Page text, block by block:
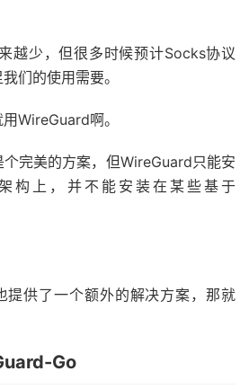
越少，但很多时候预计Socks协议
们的使用需要。
WireGuard啊。
完美的方案，但WireGuard只能安
构上，并不能安装在某些基于
提供了一个额外的解决方案，那就
Go